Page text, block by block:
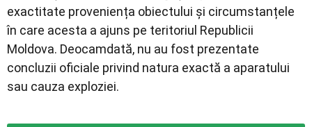
exactitate proveniența obiectului și circumstanțele
în care acesta a ajuns pe teritoriul Republicii
Moldova. Deocamdată, nu au fost prezentate
concluzii oficiale privind natura exactă a aparatului
sau cauza exploziei.